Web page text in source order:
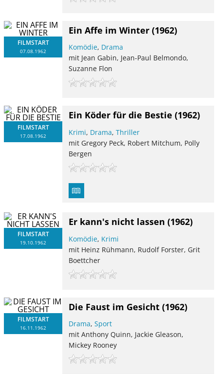
FILMSTART
07.08.1962
Ein Affe im Winter (1962)
Komödie, Drama
mit Jean Gabin, Jean-Paul Belmondo,
Suzanne Flon
FILMSTART
17.08.1962
Ein Köder für die Bestie (1962)
Krimi, Drama,Thriller
mit Gregory Peck, Robert Mitchum, Polly
Bergen
FILMSTART
19.10.1962
Er kann's nicht lassen (1962)
Komödie, Krimi
mit Heinz Rühmann, Rudolf Forster, Grit
Boettcher
FILMSTART
16.11.1962
Die Faust im Gesicht (1962)
Drama,Sport
mit Anthony Quinn, Jackie Gleason,
Mickey Rooney